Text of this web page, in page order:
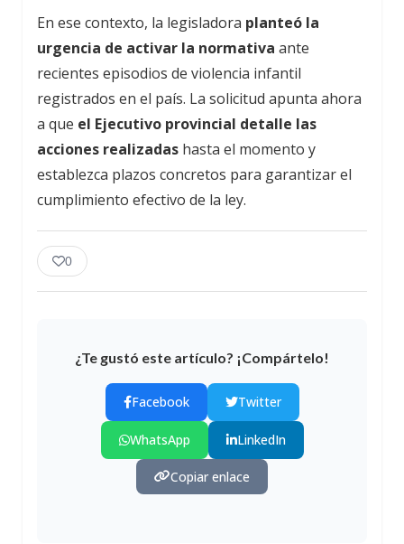
En ese contexto, la legisladora planteó la
urgencia de activar la normativa ante
recientes episodios de violencia infantil
registrados en el país. La solicitud apunta ahora
a que el Ejecutivo provincial detalle las
acciones realizadas hasta el momento y
establezca plazos concretos para garantizar el
cumplimiento efectivo de la ley.
0
¿Te gustó este artículo? ¡Compártelo!
Facebook Twitter
WhatsApp LinkedIn
Copiar enlace